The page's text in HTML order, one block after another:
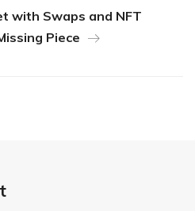
with Swaps and NFT
Piece